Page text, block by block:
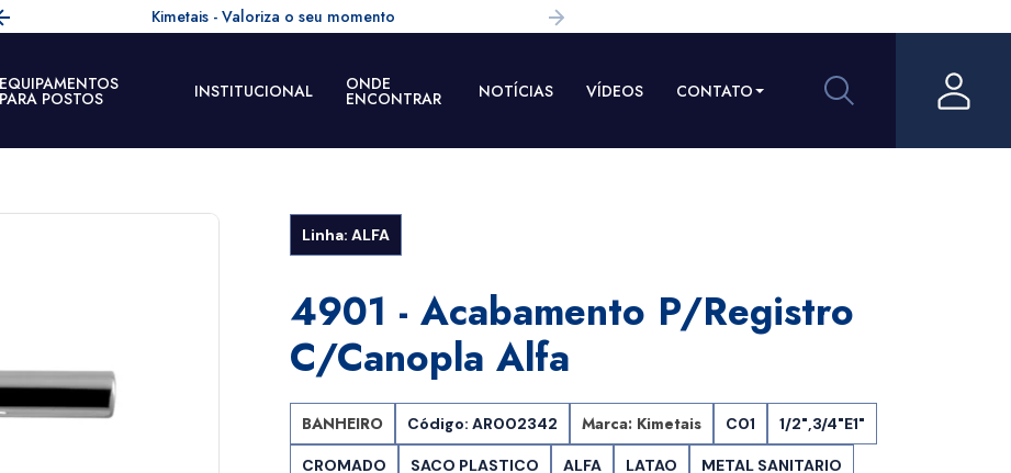
Kimetais - Valoriza o seu momento
EQUIPAMENTOS
PARA POSTOS INSTITUCIONAL ONDE
ENCONTRAR NOTÍCIAS VÍDEOS CONTATO
Linha: ALFA
4901 - Acabamento P/registro
C/canopla Alfa
BANHEIRO Código: AR002342 Marca: Kimetais C01 1/2",3/4"E1"
CROMADO SACO PLASTICO ALFA LATAO METAL SANITARIO